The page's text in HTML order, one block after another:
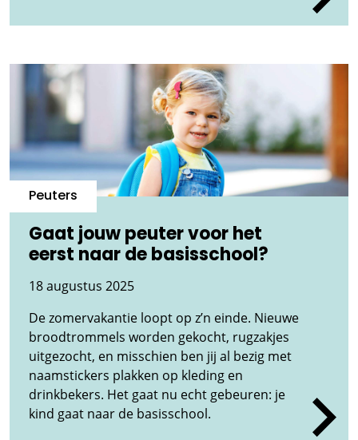
Gaat jouw peuter voor het
eerst naar de basisschool?
Peuters
18 augustus 2025
De zomervakantie loopt op z’n einde. Nieuwe
broodtrommels worden gekocht, rugzakjes
uitgezocht, en misschien ben jij al bezig met
naamstickers plakken op kleding en
drinkbekers. Het gaat nu echt gebeuren: je
kind gaat naar de basisschool.